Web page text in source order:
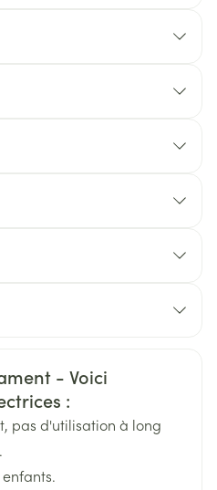
sécurité
- Voici
:
pas d'utilisation à long